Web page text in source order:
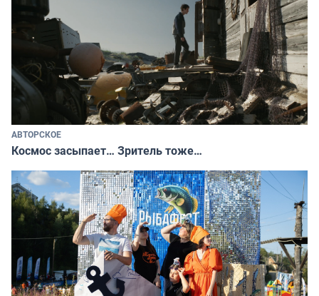
АВТОРСКОЕ
Космос засыпает… Зритель тоже…